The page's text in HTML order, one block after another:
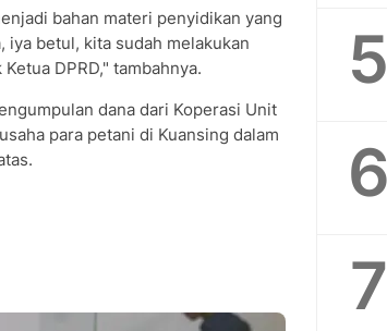
bahan materi penyidikan yang
betul, kita sudah melakukan
DPRD," tambahnya.
dana dari Koperasi Unit
para petani di Kuansing dalam
5
6
7